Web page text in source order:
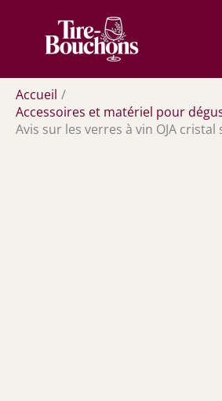
contenu
Accueil
Accessoires et matériel pour
Avis sur les verres à vin OJA